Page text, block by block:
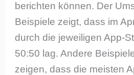
berichten können. Der
Beispiele zeigt, dass im
durch die jeweiligen App-
50:50 lag. Andere
zeigen, dass die meisten